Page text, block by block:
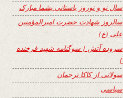
سال نو و نوروز باستانی بشما مبارک
سالروز شهادت حضرت امیرالمؤمنین
علی (ع)
سروده آتش { سوگنامه شهید فرخنده
}
سولاتی از کاکا ترجمان
سیاسی